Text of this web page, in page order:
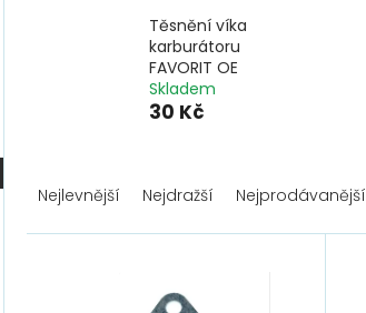
Těsnění víka
karburátoru
FAVORIT OE
Skladem
30 Kč
a
e
Nejlevnější Nejdražší Nejprodávanější
V